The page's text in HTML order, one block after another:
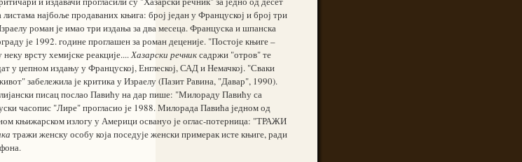
најбоље продаваних књига: број један у Француској и број три
роман је имао три издања за два месеца. Француска и шпанска
је 1992. године проглашен за роман деценије. "Постоје књиге –
врсту хемијске реакције....Хазарски речниксадржи "отров" те
у џепном издању у Француској, Енглеској, САД и Немачкој. "Сваки
забележила је критика у Израелу (Пазит Равина, "Давар", 1990).
писац послао Павићу на дар пише: "Милораду Павићу са
часопис "Лире" прогласио је 1988. Милорада Павића једном од
књижарском излогу у Америци освануо је оглас-потерница: "ТРАЖИ
тражи женску особу која поседује женски примерак исте књиге, ради